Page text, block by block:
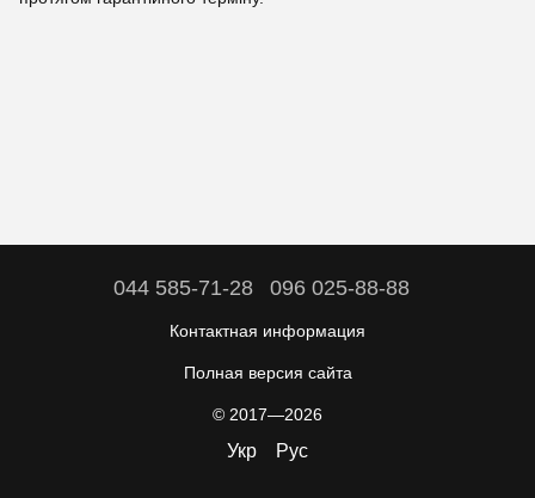
044 585-71-28 096 025-88-88
Контактная информация
Полная версия сайта
© 2017—2026
Укр Рус